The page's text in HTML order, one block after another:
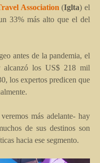
Association (Iglta) el
33% más alto que el del
antes de la pandemia, el
alcanzó los US$ 218 mil
los expertos predicen que
más adelante- hay
de sus destinos son
hacia ese segmento.